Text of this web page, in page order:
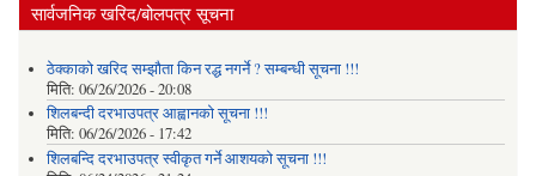
सार्वजनिक खरिद/बोलपत्र सूचना
ठेक्काको खरिद सम्झौता किन रद्ध नगर्ने ? सम्बन्धी सूचना !!!
मिति: 06/26/2026 - 20:08
शिलबन्दी दरभाउपत्र आह्वानको सूचना !!!
मिति: 06/26/2026 - 17:42
शिलबन्दि दरभाउपत्र स्वीकृत गर्ने आशयकाे सूचना !!!